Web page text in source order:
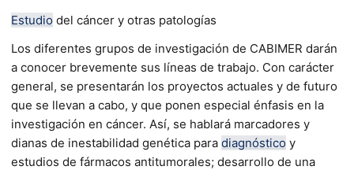
Estudio del cáncer y otras patologías
Los diferentes grupos de investigación de CABIMER darán
a conocer brevemente sus líneas de trabajo. Con carácter
general, se presentarán los proyectos actuales y de futuro
que se llevan a cabo, y que ponen especial énfasis en la
investigación en cáncer. Así, se hablará marcadores y
dianas de inestabilidad genética para diagnóstico y
estudios de fármacos antitumorales; desarrollo de una